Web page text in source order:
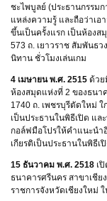
ชะไพบูลย์ (ประธานกรรม
แหล่งความรู้ และถือว่าเอ
ขึ้นเป็นครั้งแรก เป็นห้องส
573 ถ. เยาวราช สัมพันธว
นิทาน ชั่วโมงเล่นเกม
4 เมษายน พ.ศ. 2515 ด้วย
ห้องสมุดแห่งที่ 2 ของธนา
1740 ถ. เพชรบุรีตัดใหม่
เป็นประธานในพิธีเปิด แ
กอล์ฟมือโปรให้คำแนะนำ
เกียรติเป็นประธานในพิธี
15 ธันวาคม พ.ศ. 2518 เ
ธนาคารศรีนคร สาขาเชีย
ราชการจังหวัดเชียงใหม่